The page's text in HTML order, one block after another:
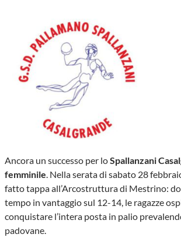
Ancora un successo per loSpallanzani
femminile . Nella serata di sabato 28
fatto tappa all’Arcostruttura di Mestrino:
tempo in vantaggio sul 12-14, le ragazze
conquistare l’intera posta in palio
padovane.